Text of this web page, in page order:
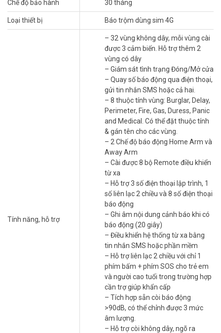
Sản phẩm hỗ trợ 32 vùng không dây, mỗi vùng gắn được 3 cảm
biến. Điều này cho phép bạn giám sát nhiều khu vực cùng lúc. Ngoài
ra, thiết bị còn tích hợp 2 vùng có dây, tăng cường độ linh hoạt khi
lắp đặt. Tại Vũ Hoàng Telecom, chúng tôi cam kết cung cấp giải
pháp an ninh tối ưu, phù hợp với mọi nhu cầu.
Tại Sao Nên Chọn Báo Động Picotech
PCA-8000GSM-4G?
Không chỉ dừng ở việc báo động, thiết bị còn ghi âm hiện trường
trong 20 giây khi có sự cố. Tính năng này giúp bạn nắm rõ tình hình
để xử lý kịp thời. Còi hú tích hợp hơn 90dB đủ sức xua đuổi kẻ gian
ngay lập tức. Hơn nữa, nút SOS tiện lợi hỗ trợ người già và trẻ em
Bạn lo mất điện làm gián đoạn hệ thống? Đừng lo, pin dự phòng
đảm bảo hoạt động liên tục tới 8 giờ. Với ứng dụng trên
smartphone, việc điều khiển từ xa chưa bao giờ dễ dàng đến thế.
Đây chính là giải pháp an ninh mà bạn cần cân nhắc cho tương lai.
Mua Picotech PCA-8000GSM-4G Tại Vũ
Vũ Hoàng Telecom tự hào phân phối báo động cho gia đình
Picotech PCA-8000GSM-4G chính hãng, giá cả cạnh tranh. Đội ngũ
tư vấn sẽ hỗ trợ bạn chọn thiết bị phù hợp nhất. Hãy liên hệ ngay để
Chế độ bảo hành 30 tháng
Loại thiết bị Báo trộm dùng sim 4G
Tính năng, hỗ trợ
– 32 vùng không dây, mỗi vùng cài
được 3 cảm biến. Hỗ trợ thêm 2
vùng có dây
– Giám sát tình trạng Đóng/Mở cửa
– Quay số báo động qua điện thoại,
gửi tin nhắn SMS hoặc cả hai.
– 8 thuộc tính vùng: Burglar, Delay,
Perimeter, Fire, Gas, Duress, Panic
and Medical. Có thể đặt thuộc tính
& gán tên cho các vùng.
– 2 Chế độ báo động Home Arm và
Away Arm
– Cài được 8 bộ Remote điều khiển
từ xa
– Hỗ trợ 3 số điện thoại lập trình, 1
số liên lạc 2 chiều và 8 số điện thoại
báo động
– Ghi âm nội dung cảnh báo khi có
báo động (20 giây)
– Điều khiển hệ thống từ xa bằng
tin nhắn SMS hoặc phần mềm
– Hỗ trợ liên lạc 2 chiều với chỉ 1
phím bấm + phím SOS cho trẻ em
và người cao tuổi trong trường hợp
cần trợ giúp khẩn cấp
– Tích hợp sẵn còi báo động
>90dB, có thể chỉnh được 3 mức
âm lượng.
– Hỗ trợ còi không dây, ngõ ra